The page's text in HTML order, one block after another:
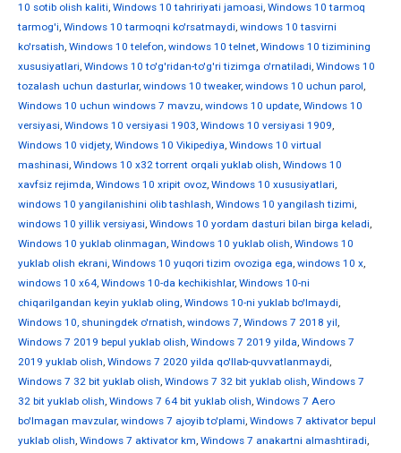
10 sotib olish kaliti, Windows 10 tahririyati jamoasi, Windows 10 tarmoq
tarmog'i, Windows 10 tarmoqni ko'rsatmaydi, windows 10 tasvirni
ko'rsatish, Windows 10 telefon, windows 10 telnet, Windows 10 tizimining
xususiyatlari, Windows 10 to'g'ridan-to'g'ri tizimga o'rnatiladi, Windows 10
tozalash uchun dasturlar, windows 10 tweaker, windows 10 uchun parol,
Windows 10 uchun windows 7 mavzu, windows 10 update, Windows 10
versiyasi, Windows 10 versiyasi 1903, Windows 10 versiyasi 1909,
Windows 10 vidjety, Windows 10 Vikipediya, Windows 10 virtual
mashinasi, Windows 10 x32 torrent orqali yuklab olish, Windows 10
xavfsiz rejimda, Windows 10 xripit ovoz, Windows 10 xususiyatlari,
windows 10 yangilanishini olib tashlash, Windows 10 yangilash tizimi,
windows 10 yillik versiyasi, Windows 10 yordam dasturi bilan birga keladi,
Windows 10 yuklab olinmagan, Windows 10 yuklab olish, Windows 10
yuklab olish ekrani, Windows 10 yuqori tizim ovoziga ega, windows 10 х,
windows 10 х64, Windows 10-da kechikishlar, Windows 10-ni
chiqarilgandan keyin yuklab oling, Windows 10-ni yuklab bo'lmaydi,
Windows 10, shuningdek o'rnatish, windows 7, Windows 7 2018 yil,
Windows 7 2019 bepul yuklab olish, Windows 7 2019 yilda, Windows 7
2019 yuklab olish, Windows 7 2020 yilda qo'llab-quvvatlanmaydi,
Windows 7 32 bit yuklab olish, Windows 7 32 bit yuklab olish, Windows 7
32 bit yuklab olish, Windows 7 64 bit yuklab olish, Windows 7 Aero
bo'lmagan mavzular, windows 7 ajoyib to'plami, Windows 7 aktivator bepul
yuklab olish, Windows 7 aktivator km, Windows 7 anakartni almashtiradi,